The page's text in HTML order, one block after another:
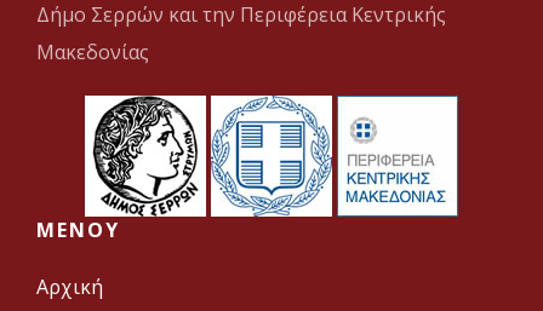
Δήμο Σερρών και την Περιφέρεια Κεντρικής
Μακεδονίας
MENOY
Αρχική